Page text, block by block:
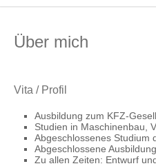
Über mich
Vita / Profil
Ausbildung zum KFZ-
Studien in Maschinenbau,
Abgeschlossenes Studium
Abgeschlossene
Zu allen Zeiten: Entwurf